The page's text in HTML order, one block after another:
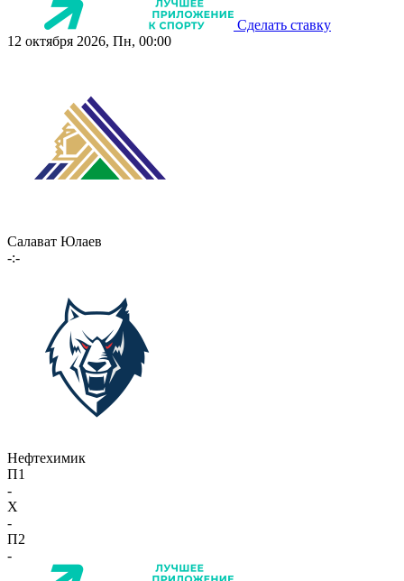
Сделать ставку
12 октября 2026, Пн, 00:00
Салават Юлаев
-:-
Нефтехимик
П1
-
X
-
П2
-